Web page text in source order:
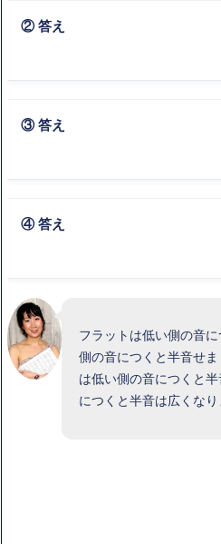
ットで下がり半音せまくなるの
② 答え
シャープで上がり半音せまくな
③ 答え
ラットで下がり半音広くなるの
④ 答え
シャープで上がり半音広くなる
フラットは低い側の音
側の音につくと半音せ
は低い側の音につくと
につくと半音は広くなり